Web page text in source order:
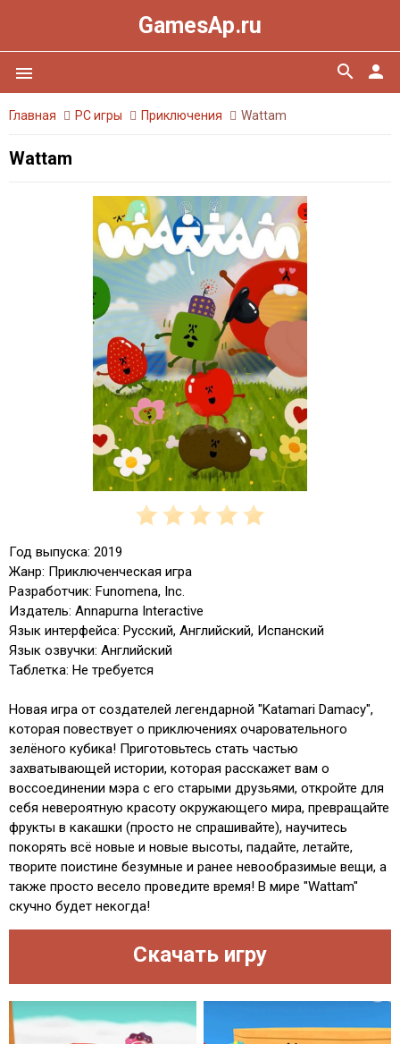
GamesAp.ru
menu person
search
Главная PC игры Приключения Wattam
Wattam
Год выпуска: 2019
Жанр: Приключенческая игра
Разработчик: Funomena, Inc.
Издатель: Annapurna Interactive
Язык интерфейса: Русский, Английский, Испанский
Язык озвучки: Английский
Таблетка: Не требуется
Новая игра от создателей легендарной "Katamari Damacy",
которая повествует о приключениях очаровательного
зелёного кубика! Приготовьтесь стать частью
захватывающей истории, которая расскажет вам о
воссоединении мэра с его старыми друзьями, откройте для
себя невероятную красоту окружающего мира, превращайте
фрукты в какашки (просто не спрашивайте), научитесь
покорять всё новые и новые высоты, падайте, летайте,
творите поистине безумные и ранее невообразимые вещи, а
также просто весело проведите время! В мире "Wattam"
скучно будет некогда!
Скачать игру